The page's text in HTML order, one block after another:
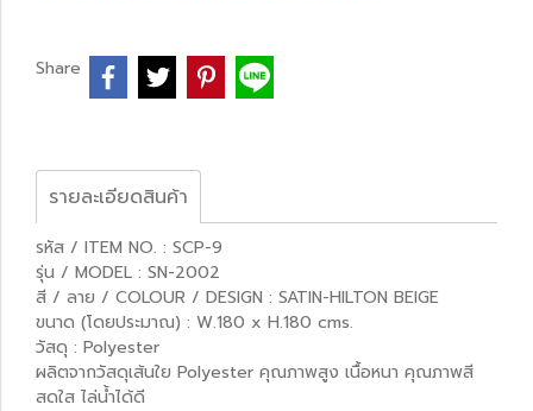
Share
รายละเอียดสินค้า
รหัส / ITEM NO. : SCP-9
รุ่น / MODEL : SN-2002
สี / ลาย / COLOUR / DESIGN : SATIN-HILTON BEIGE
ขนาด (โดยประมาณ) : W.180 x H.180 cms.
วัสดุ : Polyester
ผลิตจากวัสดุเส้นใย Polyester คุณภาพสูง เนื้อหนา คุณภาพสี
สดใส ไล่น้ำได้ดี